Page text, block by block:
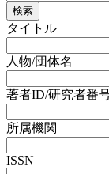
検索
タイトル
人物/団体名
著者ID/研究者番
所属機関
ISSN